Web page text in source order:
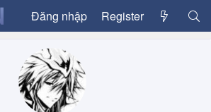
Đăng nhập Register